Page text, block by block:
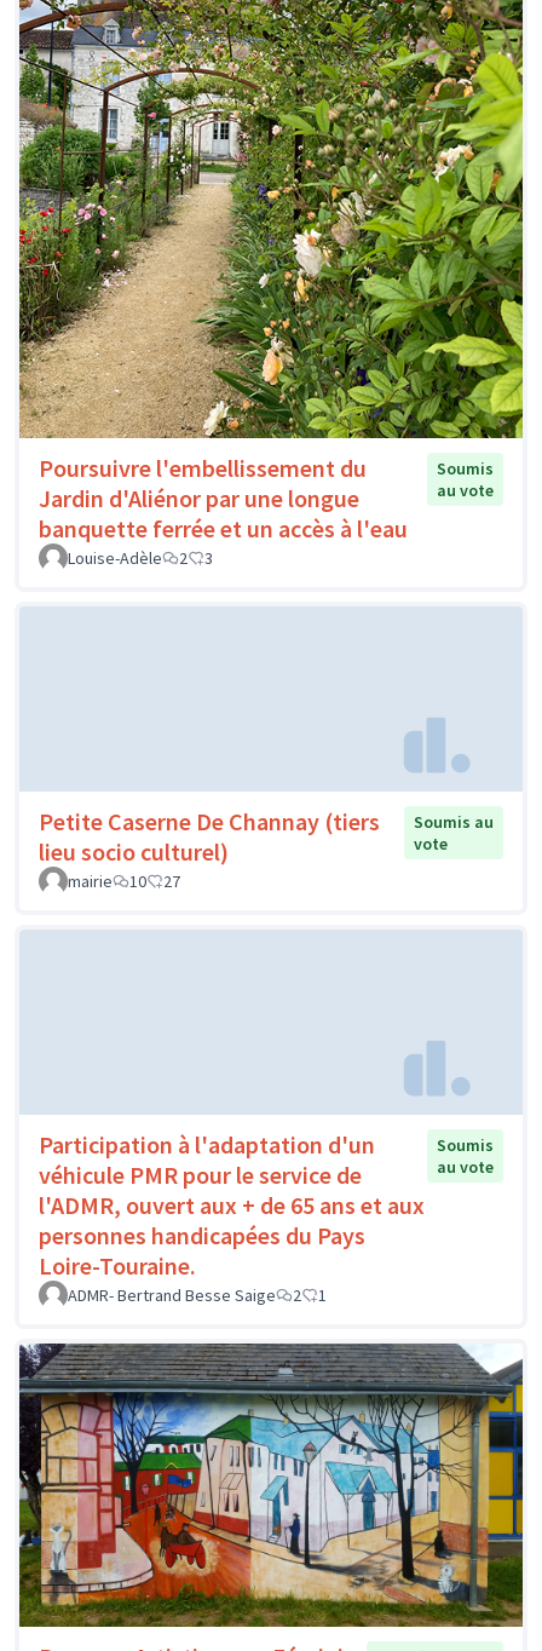
Poursuivre l'embellissement du
Jardin d'Aliénor par une longue
banquette ferrée et un accès à l'eau
Soumis
au vote
Louise-Adèle 2 3
Petite Caserne De Channay (tiers
lieu socio culturel)
Soumis au
vote
mairie
10 27
Participation à l'adaptation d'un
véhicule PMR pour le service de
l'ADMR, ouvert aux + de 65 ans et aux
personnes handicapées du Pays
Loire-Touraine.
Soumis
au vote
ADMR- Bertrand Besse Saige 2 1